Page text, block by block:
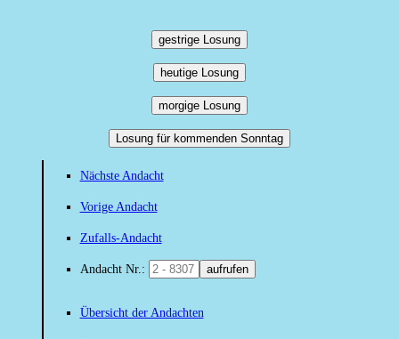
gestrige Losung
heutige Losung
morgige Losung
Losung für kommenden Sonntag
Nächste Andacht
Vorige Andacht
Zufalls-Andacht
Andacht Nr.: aufrufen
Übersicht der Andachten